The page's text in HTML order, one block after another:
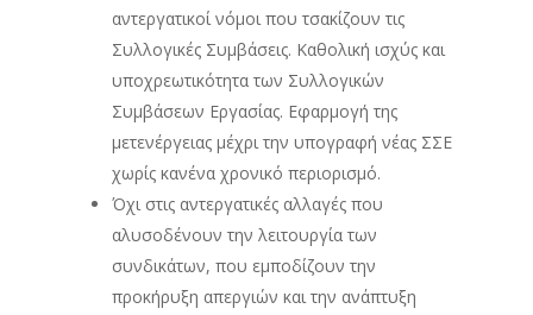
αντεργατικοί νόμοι που τσακίζουν τις
Συλλογικές Συμβάσεις. Καθολική ισχύς και
υποχρεωτικότητα των Συλλογικών
Συμβάσεων Εργασίας. Εφαρμογή της
μετενέργειας μέχρι την υπογραφή νέας ΣΣΕ
χωρίς κανένα χρονικό περιορισμό.
Όχι στις αντεργατικές αλλαγές που
αλυσοδένουν την λειτουργία των
συνδικάτων, που εμποδίζουν την
προκήρυξη απεργιών και την ανάπτυξη